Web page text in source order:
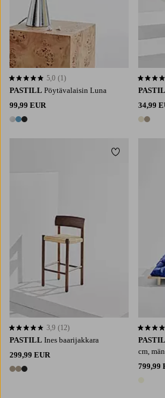
PASTILL Pöytävalaisin Luna
99,99 EUR
3 värejä
5,0 perustuen 1 arvosanaan
5,0 (1)
34,99
2 värejä
4,2
PASTILL Ines baarijakkara
299,99 EUR
3 värejä
3,9 perustuen 12 arvosanaan
3,9 (12)
Lisää
cm,
799,99
5,0